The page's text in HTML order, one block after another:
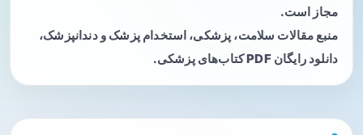
مجاز است.
منبع مقالات سلامت، پزشکی، استخدام پزشک و دندانپزشک،
دانلود رایگان PDF کتاب‌های پزشکی.